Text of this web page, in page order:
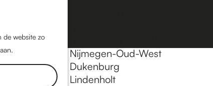
de website zo
a
a
r
M
n
Nijmegen-Oud-West
Dukenburg
Lindenholt